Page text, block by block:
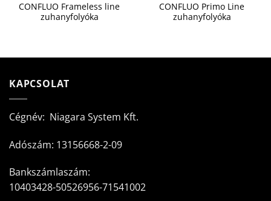
CONFLUO Frameless line
zuhanyfolyóka
CONFLUO Primo Line
zuhanyfolyóka
KAPCSOLAT
Cégnév: Niagara System Kft.
Adószám: 13156668-2-09
Bankszámlaszám:
10403428-50526956-71541002